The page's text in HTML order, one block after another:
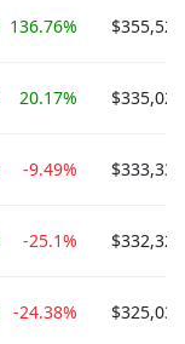
136.76%
20.17%
-9.49%
-25.1%
-24.38%